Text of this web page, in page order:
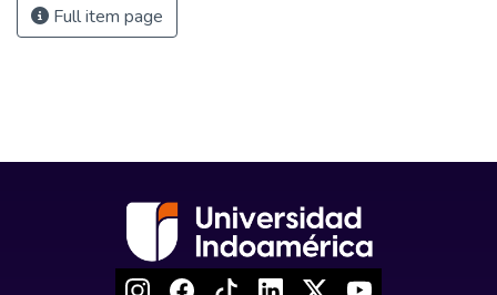
Full item page